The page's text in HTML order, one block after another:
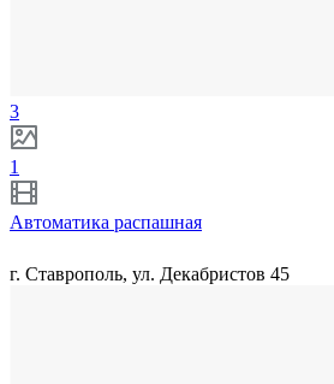
3
1
Автоматика распашная
г. Ставрополь, ул. Декабристов 45